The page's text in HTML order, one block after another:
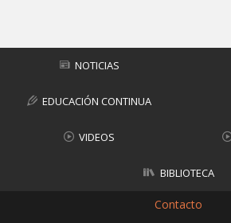
NOTICIAS
EDUCACIÓN CONTINUA
VIDEOS
BIBLIOTECA
Contacto